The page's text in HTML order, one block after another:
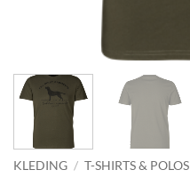
KLEDING / T-SHIRTS & POLOS